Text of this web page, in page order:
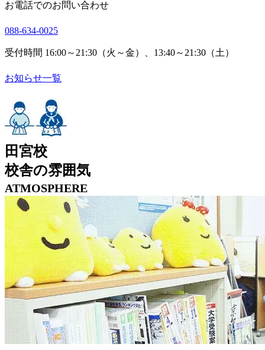
お電話でのお問い合わせ
088-634-0025
受付時間 16:00～21:30（火～金）、13:40～21:30（土）
お知らせ一覧
田宮校
校舎の雰囲気
ATMOSPHERE